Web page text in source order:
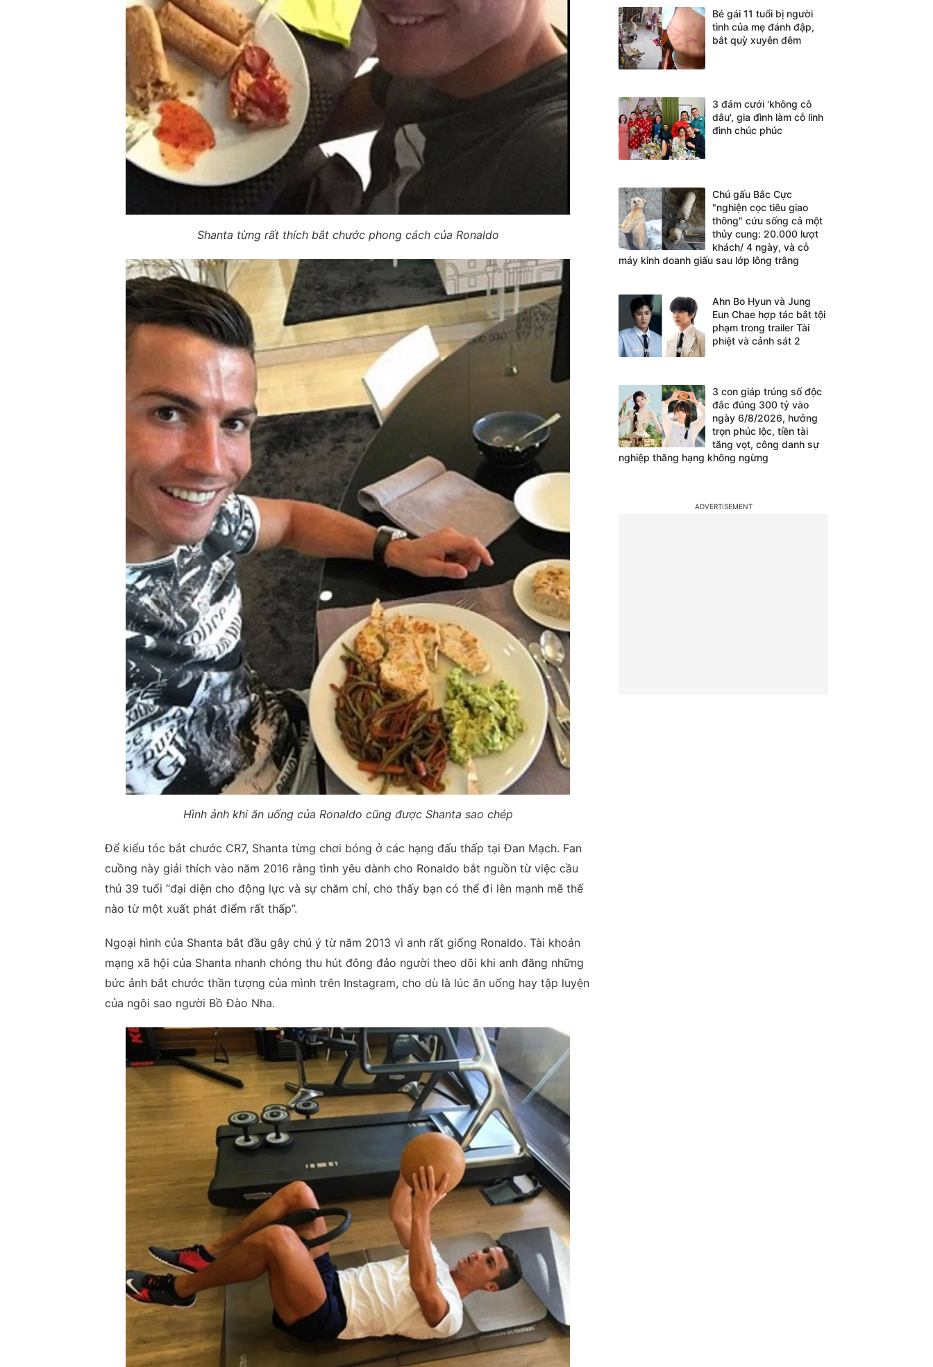
Shanta từng rất thích bắt chước phong cách của Ronaldo
Hình ảnh khi ăn uống của Ronaldo cũng được Shanta sao chép
Để kiểu tóc bắt chước CR7, Shanta từng chơi bóng ở các hạng đấu thấp tại Đan Mạch. Fan
cuồng này giải thích vào năm 2016 rằng tình yêu dành cho Ronaldo bắt nguồn từ việc cầu
thủ 39 tuổi “đại diện cho động lực và sự chăm chỉ, cho thấy bạn có thể đi lên mạnh mẽ thế
nào từ một xuất phát điểm rất thấp”.
Ngoại hình của Shanta bắt đầu gây chú ý từ năm 2013 vì anh rất giống Ronaldo. Tài khoản
mạng xã hội của Shanta nhanh chóng thu hút đông đảo người theo dõi khi anh đăng những
bức ảnh bắt chước thần tượng của mình trên Instagram, cho dù là lúc ăn uống hay tập luyện
của ngôi sao người Bồ Đào Nha.
Bé gái 11 tuổi bị người
tình của mẹ đánh đập,
bắt quỳ xuyên đêm
3 đám cưới 'không cô
dâu', gia đình làm cỗ linh
đình chúc phúc
Chú gấu Bắc Cực
"nghiện cọc tiêu giao
thông" cứu sống cả một
thủy cung: 20.000 lượt
khách/ 4 ngày, và cỗ
máy kinh doanh giấu sau lớp lông trắng
Ahn Bo Hyun và Jung
Eun Chae hợp tác bắt tội
phạm trong trailer Tài
phiệt và cảnh sát 2
3 con giáp trúng số độc
đắc đúng 300 tỷ vào
ngày 6/8/2026, hưởng
trọn phúc lộc, tiền tài
tăng vọt, công danh sự
nghiệp thăng hạng không ngừng